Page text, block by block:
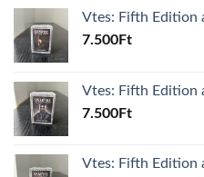
Vtes: Fifth Edition
7.500Ft
Vtes: Fifth Edition
7.500Ft
Vtes: Fifth Edition